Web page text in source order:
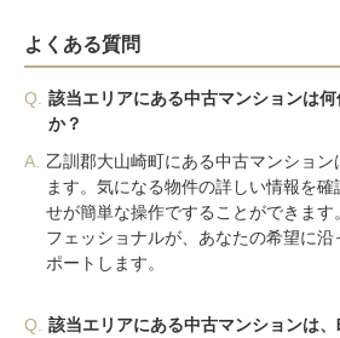
よくある質問
Q.
該当エリアにある中古マンションは
か？
A. 乙訓郡大山崎町にある中古マンショ
ます。気になる物件の詳しい情報を
せが簡単な操作ですることができます
フェッショナルが、あなたの希望に
ポートします。
Q.
該当エリアにある中古マンションは